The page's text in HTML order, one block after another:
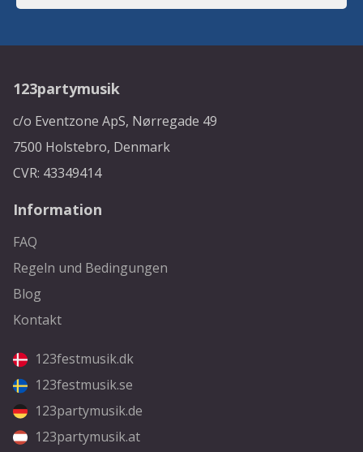
123partymusik
c/o Eventzone ApS, Nørregade 49
7500 Holstebro, Denmark
CVR: 43349414
Information
FAQ
Regeln und Bedingungen
Blog
Kontakt
123festmusik.dk
123festmusik.se
123partymusik.de
123partymusik.at